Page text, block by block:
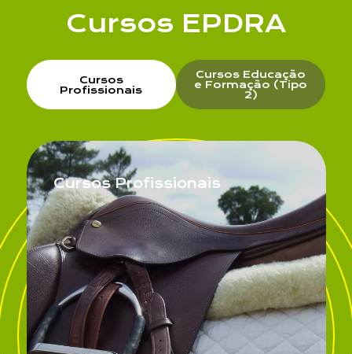
Cursos EPDRA
Cursos
Profissionais
Cursos Educação
e Formação (Tipo
2)
Cursos Profissionais